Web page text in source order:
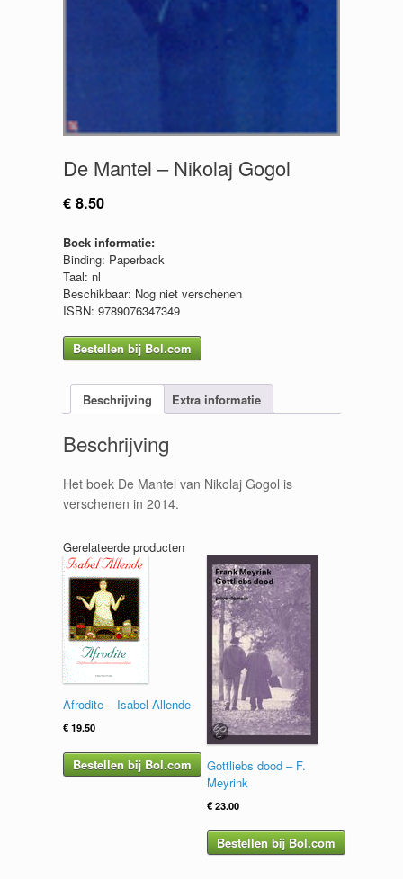
De Mantel – Nikolaj Gogol
€ 8.50
Boek informatie:
Binding: Paperback
Taal: nl
Beschikbaar: Nog niet verschenen
ISBN: 9789076347349
Bestellen bij Bol.com
Beschrijving Extra informatie
Beschrijving
Het boek De Mantel van Nikolaj Gogol is
verschenen in 2014.
Gerelateerde producten
Afrodite – Isabel Allende
€19.50
Bestellen bij Bol.com
Gottliebs dood – F.
Meyrink
€23.00
Bestellen bij Bol.com